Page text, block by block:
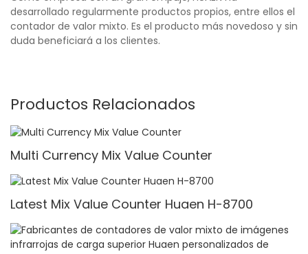
desarrollado regularmente productos propios, entre ellos el
contador de valor mixto. Es el producto más novedoso y sin
duda beneficiará a los clientes.
Productos Relacionados
Multi Currency Mix Value Counter
Latest Mix Value Counter Huaen H-8700